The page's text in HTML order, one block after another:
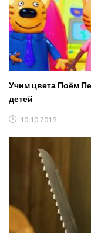
Учим цвета Поём
детей
10.10.2019